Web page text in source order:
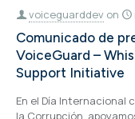
voiceguarddev on
Comunicado de
VoiceGuard –
Support Initiative
En el Día Internacional
la Corrupción,